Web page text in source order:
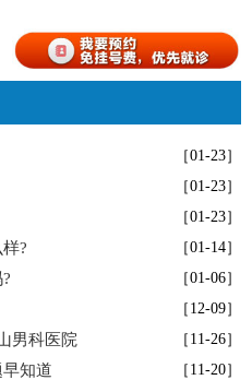
［01-23］
［01-23］
［01-23］
［01-14］
?
［01-06］
［12-09］
［11-26］
男科医院
［11-20］
知道